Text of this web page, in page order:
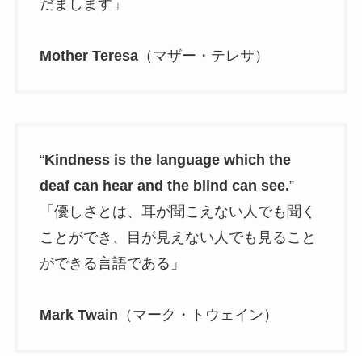
だまします」
Mother Teresa（マザー・テレサ）
“Kindness is the language which the
deaf can hear and the blind can see.”
「優しさとは、耳が聞こえない人でも聞く
ことができ、目が見えない人でも見ること
ができる言語である」
Mark Twain （マーク・トウェイン）